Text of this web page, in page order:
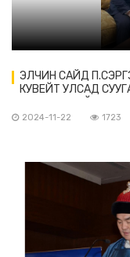
ЭЛЧИН САЙД
КУВЕЙТ УЛСАД
2024-11-22 1723